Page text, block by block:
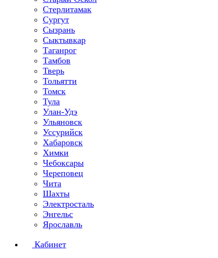
Стерлитамак
Сургут
Сызрань
Сыктывкар
Таганрог
Тамбов
Тверь
Тольятти
Томск
Тула
Улан-Удэ
Ульяновск
Уссурийск
Хабаровск
Химки
Чебоксары
Череповец
Чита
Шахты
Электросталь
Энгельс
Ярославль
Кабинет